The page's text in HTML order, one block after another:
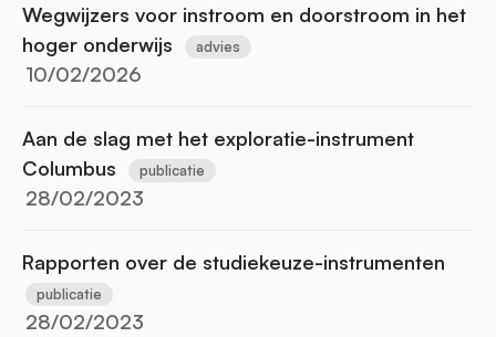
Wegwijzers voor instroom en doorstroom in het
hoger onderwijs
advies
10/02/2026
Aan de slag met het exploratie-instrument
Columbus
publicatie
28/02/2023
Rapporten over de studiekeuze-instrumenten
publicatie
28/02/2023